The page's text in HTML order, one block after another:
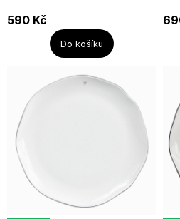
šedou linkou a malým šedým
srdíčkem od holandské firmy
590 Kč
Do košíku